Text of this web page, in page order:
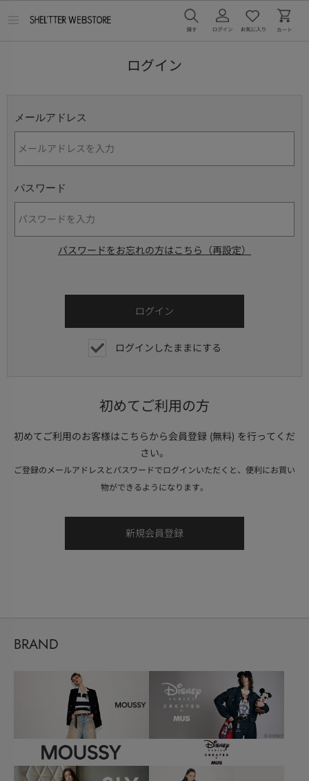
ログイン
メールアドレス
パスワード
パスワードをお忘れの方はこちら（再設定）
ログインしたままにする
初めてご利用の方
初めてご利用のお客様はこちらから会員登録 (無料) を行ってくだ
さい。
ご登録のメールアドレスとパスワードでログインいただくと、便利にお買い
物ができるようになります。
BRAND